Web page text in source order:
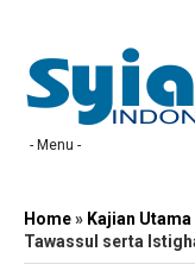
Home» Kajian Utama
Tawassul serta